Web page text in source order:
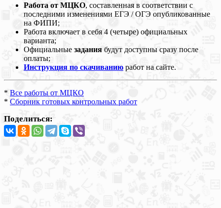
Работа от МЦКО, составленная в соответствии с
последними изменениями ЕГЭ / ОГЭ опубликованные
на ФИПИ;
Работа включает в себя 4 (четыре) официальных
варианта;
Официальные задания будут доступны сразу после
оплаты;
Инструкция по скачиванию работ на сайте.
* Все работы от МЦКО
* Сборник готовых контрольных работ
Поделиться: